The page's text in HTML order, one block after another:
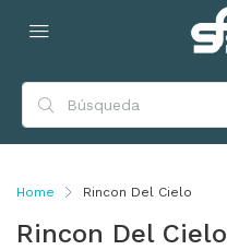
Home Rincon Del Cielo
Rincon Del Cielo